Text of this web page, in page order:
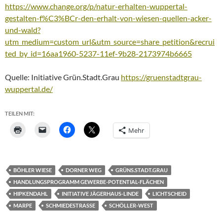
https://www.change.org/p/natur-erhalten-wuppertal-
gestalten-f%C3%BCr-den-erhalt-von-wiesen-quellen-acker-
und-wald?
utm_medium=custom_url&utm_source=share_petition&recrui
ted_by_id=16aa1960-5237-11ef-9b28-2173974b6665
Quelle: Initiative Grün.Stadt.Grau https://gruenstadtgrau-
wuppertal.de/
TEILEN MIT:
Mehr
BÖHLER WIESE DORNER WEG
GRÜNS.STADT.GRAU
HANDLUNGSPROGRAMM GEWERBE-POTENTIAL-FLÄCHEN
HIPKENDAHL
INITIATIVE JÄGERHAUS-LINDE
LICHTSCHEID
MARPE
SCHMIEDESTRASSE SCHÖLLER-WEST